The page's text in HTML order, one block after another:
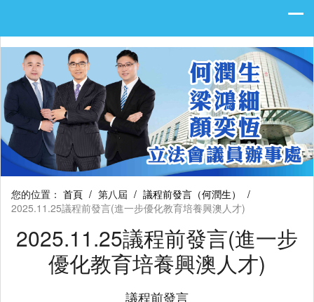
您的位置： 首頁 / 第八屆 / 議程前發言（何潤生）
/
2025.11.25議程前發言(進一步優化教育培養興澳人才)
2025.11.25議程前發言(進一步
優化教育培養興澳人才)
議程前發言